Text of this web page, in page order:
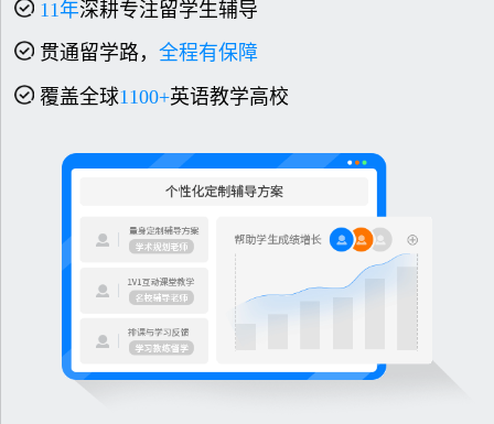
11年深耕专注留学生辅导
贯通留学路， 全程有保障
覆盖全球1100+英语教学高校